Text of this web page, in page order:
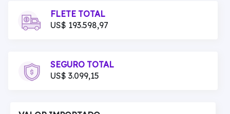
FLETE TOTAL
US$ 193.598,97
SEGURO TOTAL
US$ 3.099,15